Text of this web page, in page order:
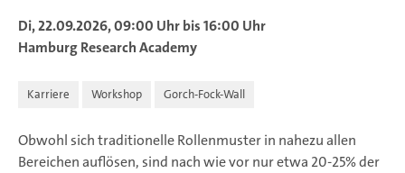
Di, 22.09.2026, 09:00 Uhr bis 16:00 Uhr
Hamburg Research Academy
Karriere Workshop Gorch-Fock-Wall
Obwohl sich traditionelle Rollenmuster in nahezu allen
Bereichen auflösen, sind nach wie vor nur etwa 20-25% der